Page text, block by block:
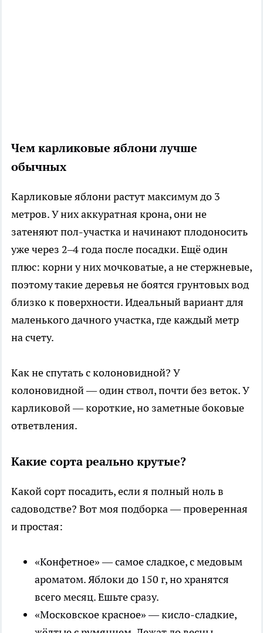
Чем карликовые яблони лучше
обычных
Карликовые яблони растут максимум до 3
метров. У них аккуратная крона, они не
затеняют пол-участка и начинают плодоносить
уже через 2–4 года после посадки. Ещё один
плюс: корни у них мочковатые, а не стержневые,
поэтому такие деревья не боятся грунтовых вод
близко к поверхности. Идеальный вариант для
маленького дачного участка, где каждый метр
на счету.
Как не спутать с колоновидной? У
колоновидной — один ствол, почти без веток. У
карликовой — короткие, но заметные боковые
ответвления.
Какие сорта реально крутые?
Какой сорт посадить, если я полный ноль в
садоводстве? Вот моя подборка — проверенная
и простая:
«Конфетное» — самое сладкое, с медовым
ароматом. Яблоки до 150 г, но хранятся
всего месяц. Ешьте сразу.
«Московское красное» — кисло-сладкие,